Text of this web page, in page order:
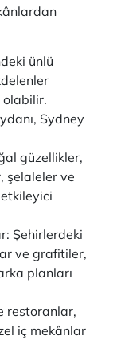
ünlü
olabilir.
Sydney
güzellikler,
şelaleler ve
Şehirlerdeki
ve grafitiler,
planları
restoranlar,
iç mekânlar